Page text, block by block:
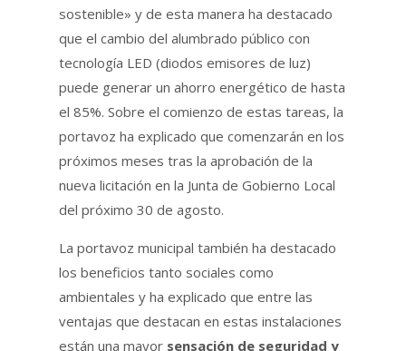
sostenible» y de esta manera ha destacado
que el cambio del alumbrado público con
tecnología LED (diodos emisores de luz)
puede generar un ahorro energético de hasta
el 85%. Sobre el comienzo de estas tareas, la
portavoz ha explicado que comenzarán en los
próximos meses tras la aprobación de la
nueva licitación en la Junta de Gobierno Local
del próximo 30 de agosto.
La portavoz municipal también ha destacado
los beneficios tanto sociales como
ambientales y ha explicado que entre las
ventajas que destacan en estas instalaciones
están una mayor sensación de seguridad y